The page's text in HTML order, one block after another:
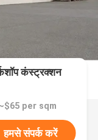
कंस्ट्रक्शन
per sqm
हमसे संपर्क करें